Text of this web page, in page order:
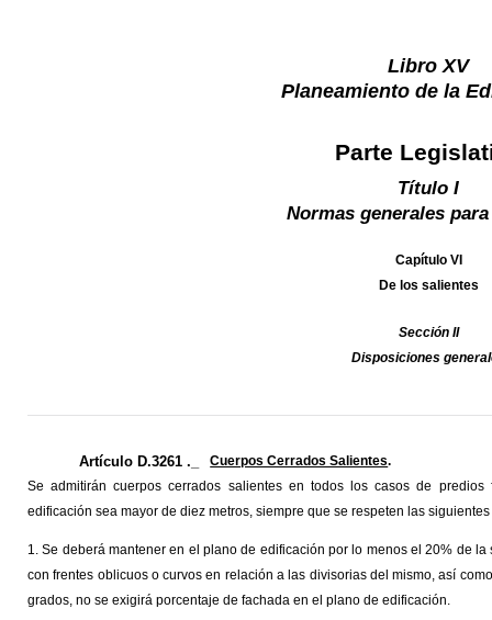
Libro XV
Planeamiento de la
Parte
Título I
Normas generales
Capítulo VI
De los salientes
Sección II
Disposiciones
Artículo D.3261 ._ Cuerpos Cerrados Salientes.
Se admitirán cuerpos cerrados salientes en todos los casos de
edificación sea mayor de diez metros, siempre que se respeten las
1. Se deberá mantener en el plano de edificación por lo menos el 20% de
con frentes oblicuos o curvos en relación a las divisorias del mismo, así
grados, no se exigirá porcentaje de fachada en el plano de edificación.